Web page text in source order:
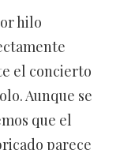
hilo
el concierto
Aunque se
que el
parece